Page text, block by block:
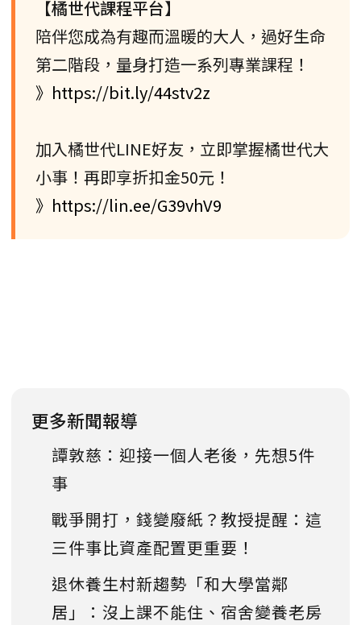
【橘世代課程平台】
陪伴您成為有趣而溫暖的大人，過好生命
第二階段，量身打造一系列專業課程！
》https://bit.ly/44stv2z
加入橘世代LINE好友，立即掌握橘世代大
小事！再即享折扣金50元！
》https://lin.ee/G39vhV9
更多新聞報導
譚敦慈：迎接一個人老後，先想5件
事
戰爭開打，錢變廢紙？教授提醒：這
三件事比資產配置更重要！
退休養生村新趨勢「和大學當鄰
居」：沒上課不能住、宿舍變養老房